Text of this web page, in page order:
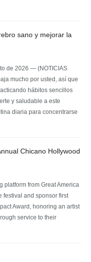
sano y mejorar la
de 2026 — (NOTICIAS
mucho por usted, así que
hábitos sencillos
y saludable a este
diaria para concentrarse
Chicano Hollywood
from Great America
festival and sponsor first
Award, honoring an artist
service to their